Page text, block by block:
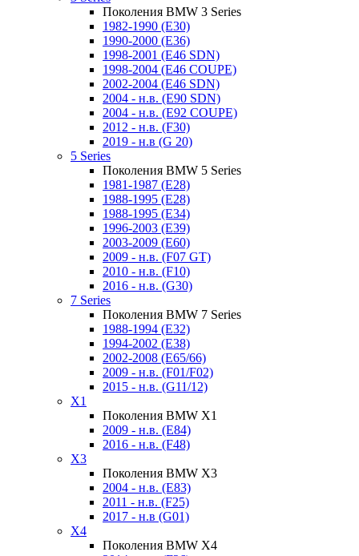
Поколения BMW 3 Series
1982-1990 (E30)
1990-2000 (E36)
1998-2001 (E46 SDN)
1998-2004 (E46 COUPE)
2002-2004 (E46 SDN)
2004 - н.в. (E90 SDN)
2004 - н.в. (E92 COUPE)
2012 - н.в. (F30)
2019 - н.в (G 20)
5 Series
Поколения BMW 5 Series
1981-1987 (E28)
1988-1995 (E28)
1988-1995 (E34)
1996-2003 (E39)
2003-2009 (E60)
2009 - н.в. (F07 GT)
2010 - н.в. (F10)
2016 - н.в. (G30)
7 Series
Поколения BMW 7 Series
1988-1994 (E32)
1994-2002 (E38)
2002-2008 (E65/66)
2009 - н.в. (F01/F02)
2015 - н.в. (G11/12)
X1
Поколения BMW X1
2009 - н.в. (E84)
2016 - н.в. (F48)
X3
Поколения BMW X3
2004 - н.в. (E83)
2011 - н.в. (F25)
2017 - н.в (G01)
X4
Поколения BMW X4